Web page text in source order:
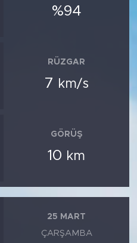
%94
RÜZGAR
7 km/s
GÖRÜŞ
10 km
25 MART
ÇARŞAMBA